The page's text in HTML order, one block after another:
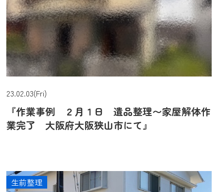
23.02.03(Fri)
『作業事例 ２月１日 遺品整理〜家屋解体作
業完了 大阪府大阪狭山市にて』
生前整理